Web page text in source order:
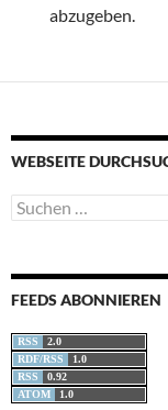
abzugeben.
WEBSEITE
Suchen
nach:
FEEDS ABONNIEREN
RSS
2.0
RDF/RSS
1.0
RSS
0.92
ATOM
1.0